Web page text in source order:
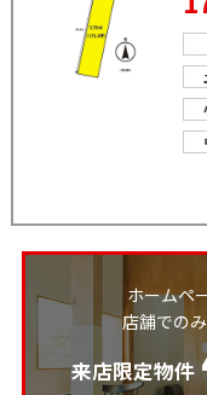
ホームペ
店舗での
来店限定物件